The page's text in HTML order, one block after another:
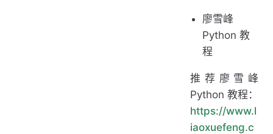
廖雪峰
Python 教
程
推荐廖雪峰
Python 教程：
https://www.l
iaoxuefeng.c